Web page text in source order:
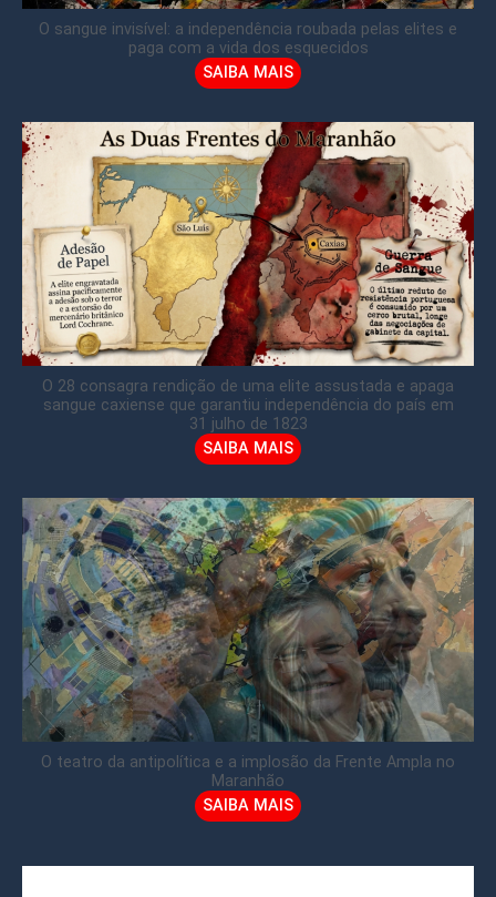
O sangue invisível: a independência roubada pelas elites e
paga com a vida dos esquecidos
SAIBA MAIS
O 28 consagra rendição de uma elite assustada e apaga
sangue caxiense que garantiu independência do país em
31 julho de 1823
SAIBA MAIS
O teatro da antipolítica e a implosão da Frente Ampla no
Maranhão
SAIBA MAIS